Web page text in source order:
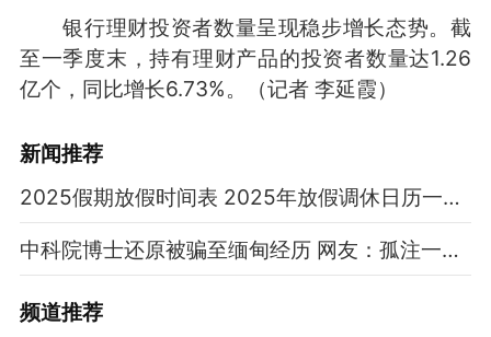
银行理财投资者数量呈现稳步增长态势。截
至一季度末，持有理财产品的投资者数量达1.26
亿个，同比增长6.73%。（记者 李延霞）
新闻推荐
2025假期放假时间表 2025年放假调休日历一览表
中科院博士还原被骗至缅甸经历 网友：孤注一掷现实版
频道推荐